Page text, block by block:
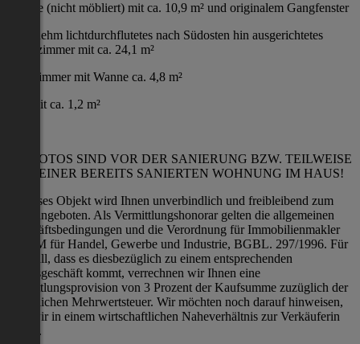
Küche (nicht möbliert) mit ca. 10,9 m² und originalem Gangfenster
Angenehm lichtdurchflutetes nach Südosten hin ausgerichtetes
Wohnzimmer mit ca. 24,1 m²
Badezimmer mit Wanne ca. 4,8 m²
WC mit ca. 1,2 m²
DIE FOTOS SIND VOR DER SANIERUNG BZW. TEILWEISE
VON EINER BEREITS SANIERTEN WOHNUNG IM HAUS!
Dieses Objekt wird Ihnen unverbindlich und freibleibend zum
Kauf angeboten. Als Vermittlungshonorar gelten die allgemeinen
Geschäftsbedingungen und die Verordnung für Immobilienmakler
des BM für Handel, Gewerbe und Industrie, BGBL. 297/1996. Für
den Fall, dass es diesbezüglich zu einem entsprechenden
Rechtsgeschäft kommt, verrechnen wir Ihnen eine
Vermittlungsprovision von 3 Prozent der Kaufsumme zuzüglich der
gesetzlichen Mehrwertsteuer. Wir möchten noch darauf hinweisen,
dass wir in einem wirtschaftlichen Naheverhältnis zur Verkäuferin
stehen.